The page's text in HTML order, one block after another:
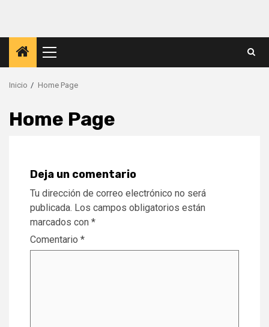
Inicio Home Page
Home Page
Deja un comentario
Tu dirección de correo electrónico no será
publicada. Los campos obligatorios están
marcados con *
Comentario *